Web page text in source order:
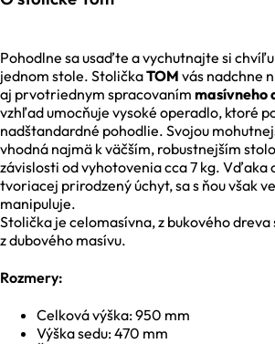
Pohodlne sa usaďte a vychutnajte si
jednom stole. StoličkaTOM vás nadchne
aj prvotriednym spracovaním masívneho
vzhľad umocňuje vysoké operadlo, ktoré
nadštandardné pohodlie. Svojou
vhodná najmä k väčším, robustnejším
závislosti od vyhotovenia cca 7 kg. Vďaka
tvoriacej prirodzený úchyt, sa s ňou však
manipuluje.
Stolička je celomasívna, z bukového
z dubového masívu.
Rozmery:
Celková výška: 950 mm
Výška sedu: 470 mm